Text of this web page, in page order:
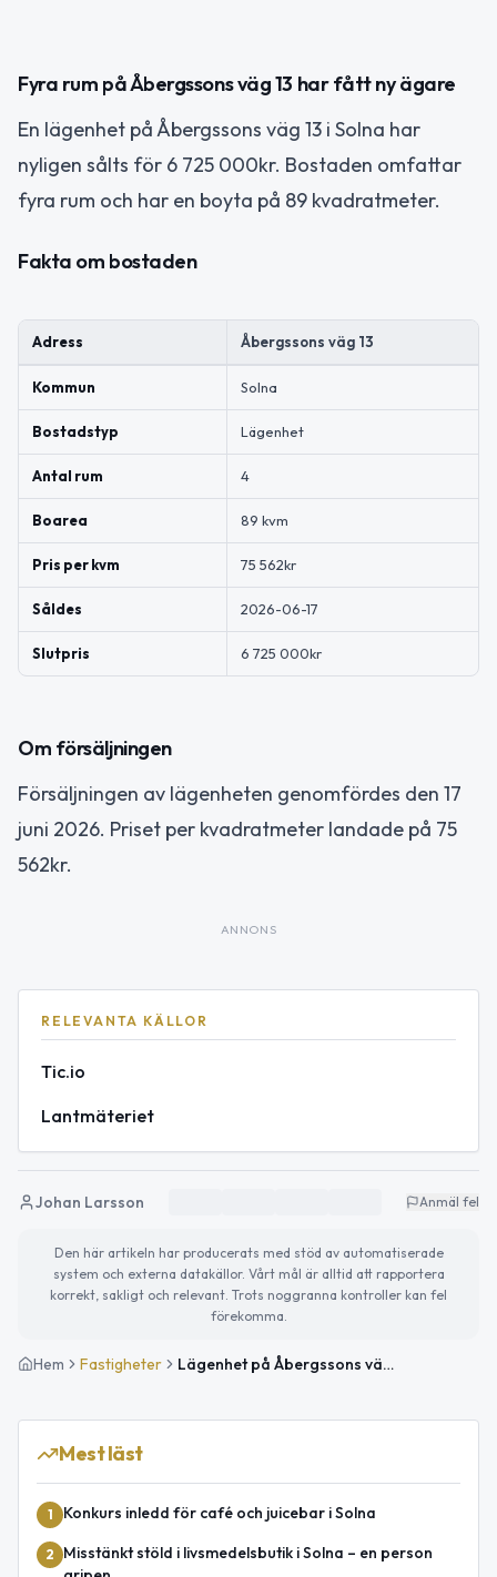
Fyra rum på Åbergssons väg 13 har fått ny ägare
En lägenhet på Åbergssons väg 13 i Solna har
nyligen sålts för 6 725 000kr. Bostaden omfattar
fyra rum och har en boyta på 89 kvadratmeter.
Fakta om bostaden
Adress Åbergssons väg 13
Kommun Solna
Bostadstyp Lägenhet
Antal rum 4
Boarea 89 kvm
Pris per kvm 75 562kr
Såldes 2026-06-17
Slutpris 6 725 000kr
Om försäljningen
Försäljningen av lägenheten genomfördes den 17
juni 2026. Priset per kvadratmeter landade på 75
562kr.
ANNONS
RELEVANTA KÄLLOR
Tic.io
Lantmäteriet
Johan Larsson Anmäl fel
Den här artikeln har producerats med stöd av automatiserade
system och externa datakällor. Vårt mål är alltid att rapportera
korrekt, sakligt och relevant. Trots noggranna kontroller kan fel
förekomma.
Hem Fastigheter Lägenhet på Åbergssons väg 13 i Solna såld för 6 725 000kr
Mest läst
1 Konkurs inledd för café och juicebar i Solna
2
Misstänkt stöld i livsmedelsbutik i Solna – en person